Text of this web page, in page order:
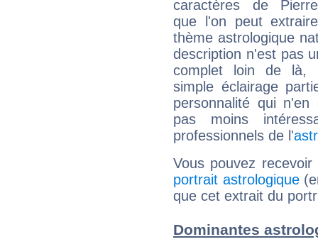
caractères de
que l'on peut
thème astrologique
description n'est pas
complet loin de là,
simple éclairage
personnalité qui n'en
pas moins
professionnels de l'
Vous pouvez
portrait astrologique
que cet extrait du
Dominantes